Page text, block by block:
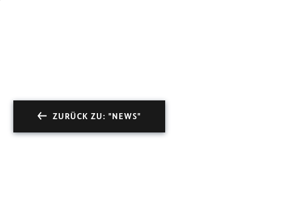
ZURÜCK ZU: "NEWS"